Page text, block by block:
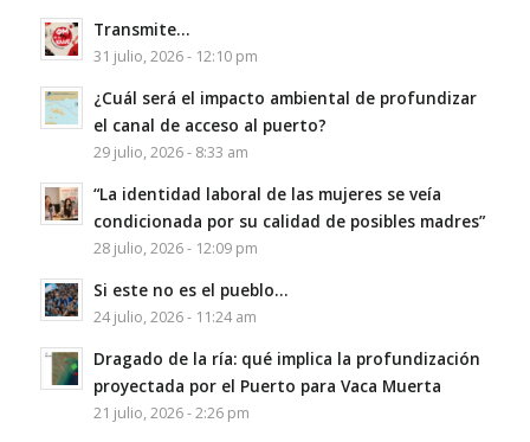
Transmite…
31 julio, 2026 - 12:10 pm
¿Cuál será el impacto ambiental de profundizar
el canal de acceso al puerto?
29 julio, 2026 - 8:33 am
“La identidad laboral de las mujeres se veía
condicionada por su calidad de posibles madres”
28 julio, 2026 - 12:09 pm
Si este no es el pueblo…
24 julio, 2026 - 11:24 am
Dragado de la ría: qué implica la profundización
proyectada por el Puerto para Vaca Muerta
21 julio, 2026 - 2:26 pm